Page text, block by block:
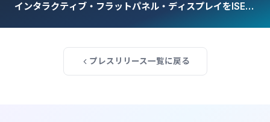
インタラクティブ・フラットパネル・ディスプレイをISE
プレスリリース一覧に戻る